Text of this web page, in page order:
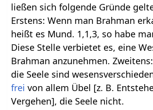
ließen sich folgende Gründe
Erstens: Wenn man Brahman
heißt es Mund. 1,1,3, so habe
Diese Stelle verbietet es, eine
Brahman anzunehmen.
die Seele sind
frei von allem Übel [z. B.
Vergehen], die Seele nicht.